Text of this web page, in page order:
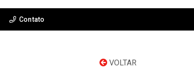
Contato
VOLTAR